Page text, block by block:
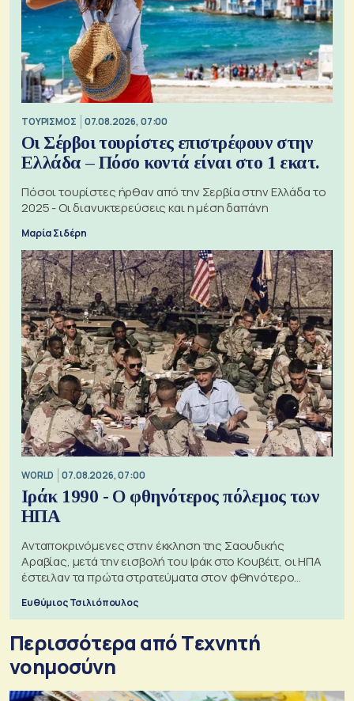
ΤΟΥΡΙΣΜΟΣ 07.08.2026, 07:00
Οι Σέρβοι τουρίστες επιστρέφουν στην
Ελλάδα – Πόσο κοντά είναι στο 1 εκατ.
Πόσοι τουρίστες ήρθαν από την Σερβία στην Ελλάδα το
2025 - Οι διανυκτερεύσεις και η μέση δαπάνη
Μαρία Σιδέρη
WORLD 07.08.2026, 07:00
Ιράκ 1990 - Ο φθηνότερος πόλεμος των
ΗΠΑ
Ανταποκρινόμενες στην έκκληση της Σαουδικής
Αραβίας, μετά την εισβολή του Ιράκ στο Κουβέιτ, οι ΗΠΑ
έστειλαν τα πρώτα στρατεύματα στον φθηνότερο
Ευθύμιος Τσιλιόπουλος
Περισσότερα από Tεχνητή
νοημοσύνη